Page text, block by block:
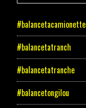
#balancetacamionette
#balancetatranch
#balancetatranche
#balancetongilou